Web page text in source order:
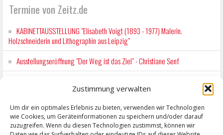
Zustimmung verwalten
Um dir ein optimales Erlebnis zu bieten, verwenden wir Technologien
wie Cookies, um Geräteinformationen zu speichern und/oder darauf
zuzugreifen. Wenn du diesen Technologien zustimmst, können wir
Termine von Zeitz.de
KABINETTAUSSTELLUNG "Elisabeth Voigt (1893 - 1977) Malerin.
Holzschneiderin und Lithographin aus Leipzig"
Ausstellungseröffnung "Der Weg ist das Ziel" - Christiane Senf
Kunstfest Zeitz